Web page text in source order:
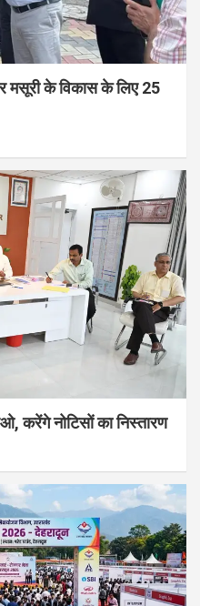
मसूरी के विकास के लिए 25
करेंगे नोटिसों का निस्तारण